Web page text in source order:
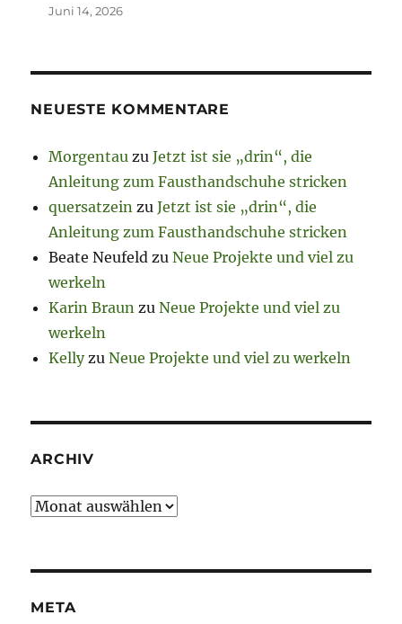
Juni 14, 2026
NEUESTE KOMMENTARE
Morgentau zuJetzt ist sie „drin“, die
Anleitung zum Fausthandschuhe stricken
quersatzein zuJetzt ist sie „drin“, die
Anleitung zum Fausthandschuhe stricken
Beate Neufeld zuNeue Projekte und viel zu
werkeln
Karin Braun zuNeue Projekte und viel zu
werkeln
KellyzuNeue Projekte und viel zu werkeln
ARCHIV
Archiv
META